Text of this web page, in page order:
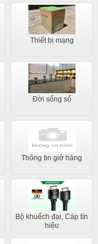
Thiết bị mạng
Đời sống số
Thông tin giở hàng
Bộ khuếch đại, Cáp tín
hiệu